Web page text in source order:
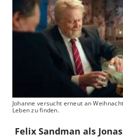
Johanne versucht erneut an
Leben zu finden.
Felix Sandman als Jonas